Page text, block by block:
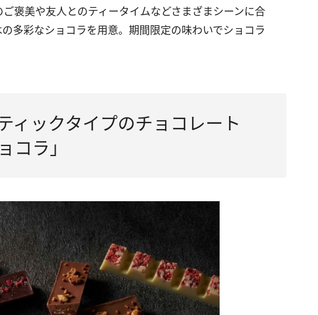
褒美や友人とのティータイムなどさまざまシーンに合
多彩なショコラを用意。期間限定の味わいでショコラ
ィックタイプのチョコレート
コラ」